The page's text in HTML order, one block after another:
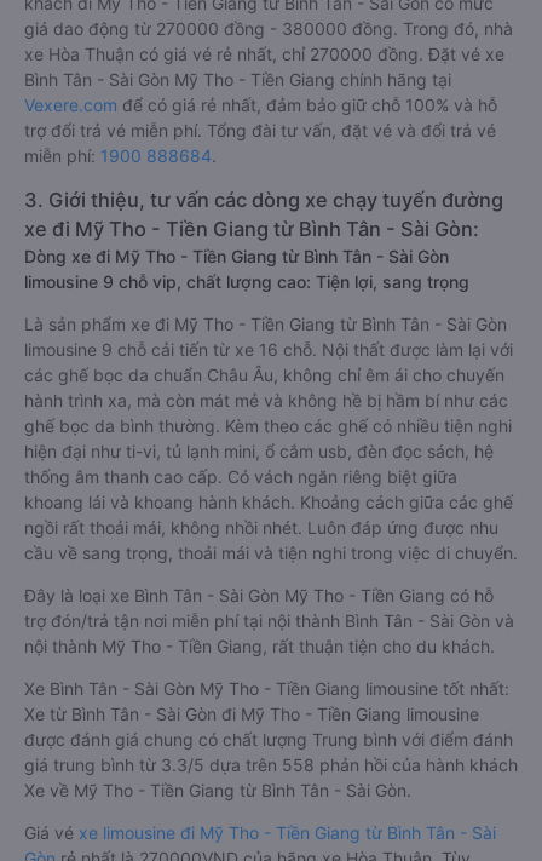
giá dao động từ 270000 đồng - 380000 đồng. Trong đó, nhà
xe Hòa Thuận có giá vé rẻ nhất, chỉ 270000 đồng. Đặt vé xe
Bình Tân - Sài Gòn Mỹ Tho - Tiền Giang chính hãng tại
Vexere.com để có giá rẻ nhất, đảm bảo giữ chỗ 100% và hỗ
trợ đổi trả vé miễn phí. Tổng đài tư vấn, đặt vé và đổi trả vé
miễn phí: 1900 888684.
3. Giới thiệu, tư vấn các dòng xe chạy tuyến đường
xe đi Mỹ Tho - Tiền Giang từ Bình Tân - Sài Gòn:
Dòng xe đi Mỹ Tho - Tiền Giang từ Bình Tân - Sài Gòn
limousine 9 chỗ vip, chất lượng cao: Tiện lợi, sang trọng
Là sản phẩm xe đi Mỹ Tho - Tiền Giang từ Bình Tân - Sài Gòn
limousine 9 chỗ cải tiến từ xe 16 chỗ. Nội thất được làm lại với
các ghế bọc da chuẩn Châu Âu, không chỉ êm ái cho chuyến
hành trình xa, mà còn mát mẻ và không hề bị hầm bí như các
ghế bọc da bình thường. Kèm theo các ghế có nhiều tiện nghi
hiện đại như ti-vi, tủ lạnh mini, ổ cắm usb, đèn đọc sách, hệ
thống âm thanh cao cấp. Có vách ngăn riêng biệt giữa
khoang lái và khoang hành khách. Khoảng cách giữa các ghế
ngồi rất thoải mái, không nhồi nhét. Luôn đáp ứng được nhu
cầu về sang trọng, thoải mái và tiện nghi trong việc di chuyển.
Đây là loại xe Bình Tân - Sài Gòn Mỹ Tho - Tiền Giang có hỗ
trợ đón/trả tận nơi miễn phí tại nội thành Bình Tân - Sài Gòn và
nội thành Mỹ Tho - Tiền Giang, rất thuận tiện cho du khách.
Xe Bình Tân - Sài Gòn Mỹ Tho - Tiền Giang limousine tốt nhất:
Xe từ Bình Tân - Sài Gòn đi Mỹ Tho - Tiền Giang limousine
được đánh giá chung có chất lượng Trung bình với điểm đánh
giá trung bình từ 3.3/5 dựa trên 558 phản hồi của hành khách
Xe về Mỹ Tho - Tiền Giang từ Bình Tân - Sài Gòn.
Giá vé xe limousine đi Mỹ Tho - Tiền Giang từ Bình Tân - Sài